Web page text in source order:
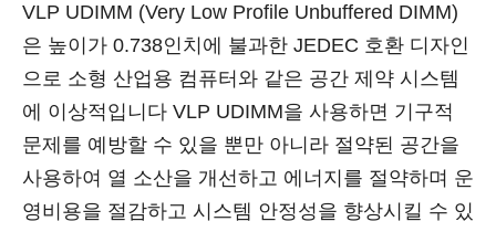
VLP UDIMM (Very Low Profile Unbuffered DIMM)
은 높이가 0.738인치에 불과한 JEDEC 호환 디자인
으로 소형 산업용 컴퓨터와 같은 공간 제약 시스템
에 이상적입니다 VLP UDIMM을 사용하면 기구적
문제를 예방할 수 있을 뿐만 아니라 절약된 공간을
사용하여 열 소산을 개선하고 에너지를 절약하며 운
영비용을 절감하고 시스템 안정성을 향상시킬 수 있